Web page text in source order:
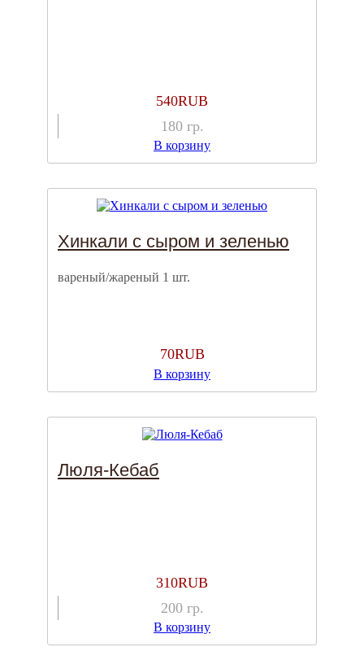
540RUB
180 гр.
В корзину
Хинкали с сыром и зеленью
вареный/жареный 1 шт.
70RUB
В корзину
Люля-Кебаб
310RUB
200 гр.
В корзину